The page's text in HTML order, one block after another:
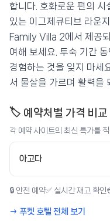
합니다. 호화로운 편의 시
있는 이그제큐티브 라운
Family Villa 2에서 제공
여해 보세요. 투숙 기간
경험하는 것을 잊지 마세
서 물살을 가르며 활력을
🏷️ 예약처별 가격 비교
각 예약 사이트의 최신 특가를
아고다
🔒 안전 예약✅ 실시간 재고 확인
→ 푸켓 호텔 전체 보기